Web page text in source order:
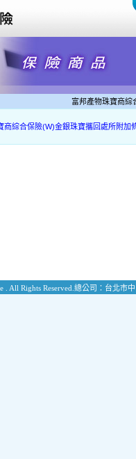
富邦產物珠寶商綜
商綜合保險(W)金銀珠寶攜回處所附加
. All Rights Reserved. 總公司：台北市